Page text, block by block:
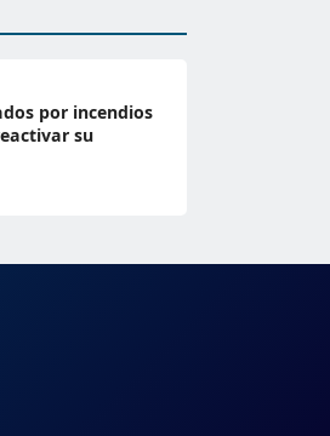
por incendios
su